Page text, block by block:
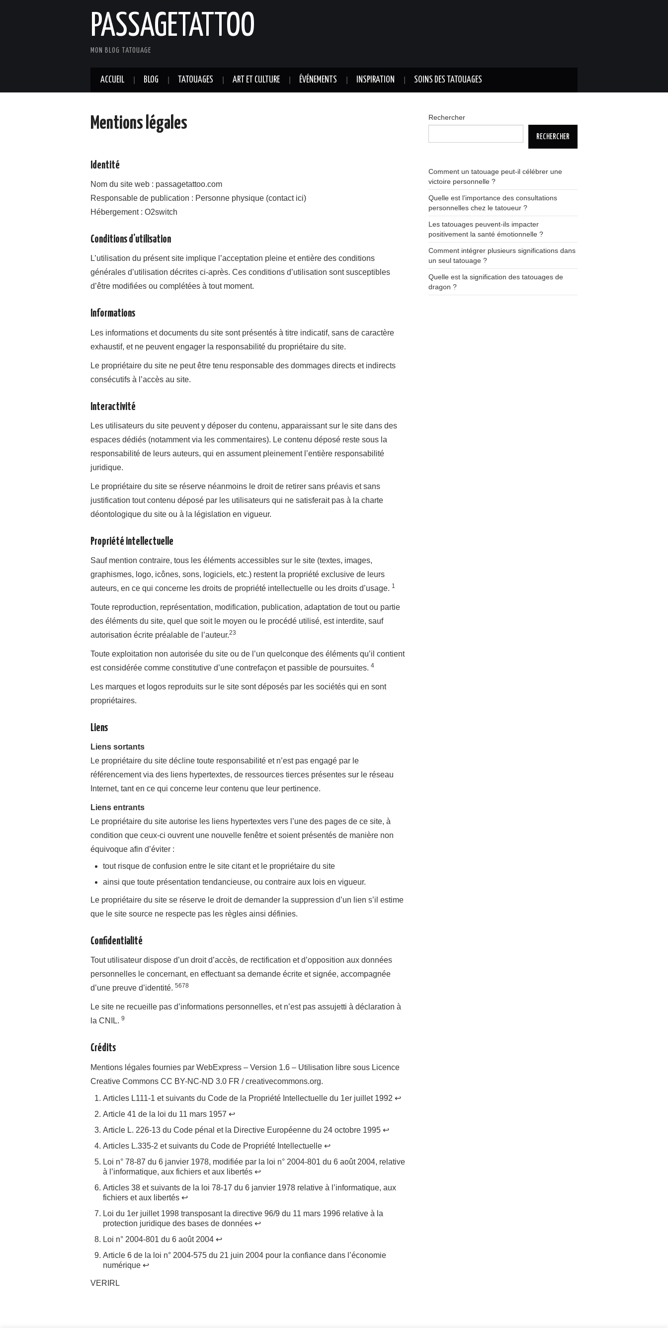
PASSAGETATTOO
MON BLOG TATOUAGE
ACCUEIL BLOG TATOUAGES ART ET CULTURE ÉVÉNEMENTS INSPIRATION SOINS DES TATOUAGES
Mentions légales
Identité
Nom du site web : passagetattoo.com
Responsable de publication : Personne physique (contact ici)
Hébergement : O2switch
Conditions d’utilisation
L’utilisation du présent site implique l’acceptation pleine et entière des conditions
générales d’utilisation décrites ci-après. Ces conditions d’utilisation sont susceptibles
d’être modifiées ou complétées à tout moment.
Informations
Les informations et documents du site sont présentés à titre indicatif, sans de caractère
exhaustif, et ne peuvent engager la responsabilité du propriétaire du site.
Le propriétaire du site ne peut être tenu responsable des dommages directs et indirects
consécutifs à l’accès au site.
Interactivité
Les utilisateurs du site peuvent y déposer du contenu, apparaissant sur le site dans des
espaces dédiés (notamment via les commentaires). Le contenu déposé reste sous la
responsabilité de leurs auteurs, qui en assument pleinement l’entière responsabilité
juridique.
Le propriétaire du site se réserve néanmoins le droit de retirer sans préavis et sans
justification tout contenu déposé par les utilisateurs qui ne satisferait pas à la charte
déontologique du site ou à la législation en vigueur.
Propriété intellectuelle
Sauf mention contraire, tous les éléments accessibles sur le site (textes, images,
graphismes, logo, icônes, sons, logiciels, etc.) restent la propriété exclusive de leurs
auteurs, en ce qui concerne les droits de propriété intellectuelle ou les droits d’usage. 1
Toute reproduction, représentation, modification, publication, adaptation de tout ou partie
des éléments du site, quel que soit le moyen ou le procédé utilisé, est interdite, sauf
autorisation écrite préalable de l’auteur.23
Toute exploitation non autorisée du site ou de l’un quelconque des éléments qu’il contient
est considérée comme constitutive d’une contrefaçon et passible de poursuites. 4
Les marques et logos reproduits sur le site sont déposés par les sociétés qui en sont
propriétaires.
Liens
Liens sortants
Le propriétaire du site décline toute responsabilité et n’est pas engagé par le
référencement via des liens hypertextes, de ressources tierces présentes sur le réseau
Internet, tant en ce qui concerne leur contenu que leur pertinence.
Liens entrants
Le propriétaire du site autorise les liens hypertextes vers l’une des pages de ce site, à
condition que ceux-ci ouvrent une nouvelle fenêtre et soient présentés de manière non
équivoque afin d’éviter :
tout risque de confusion entre le site citant et le propriétaire du site
ainsi que toute présentation tendancieuse, ou contraire aux lois en vigueur.
Le propriétaire du site se réserve le droit de demander la suppression d’un lien s’il estime
que le site source ne respecte pas les règles ainsi définies.
Confidentialité
Tout utilisateur dispose d’un droit d’accès, de rectification et d’opposition aux données
personnelles le concernant, en effectuant sa demande écrite et signée, accompagnée
d’une preuve d’identité. 5678
Le site ne recueille pas d’informations personnelles, et n’est pas assujetti à déclaration à
la CNIL. 9
Crédits
Mentions légales fournies par WebExpress – Version 1.6 – Utilisation libre sous Licence
Creative Commons CC BY-NC-ND 3.0 FR / creativecommons.org.
Articles L111-1 et suivants du Code de la Propriété Intellectuelle du 1er juillet 1992 ↩
Article 41 de la loi du 11 mars 1957 ↩
Article L. 226-13 du Code pénal et la Directive Européenne du 24 octobre 1995 ↩
Articles L.335-2 et suivants du Code de Propriété Intellectuelle ↩
Loi n° 78-87 du 6 janvier 1978, modifiée par la loi n° 2004-801 du 6 août 2004, relative
à l’informatique, aux fichiers et aux libertés ↩
Articles 38 et suivants de la loi 78-17 du 6 janvier 1978 relative à l’informatique, aux
fichiers et aux libertés ↩
Loi du 1er juillet 1998 transposant la directive 96/9 du 11 mars 1996 relative à la
protection juridique des bases de données ↩
Loi n° 2004-801 du 6 août 2004 ↩
Article 6 de la loi n° 2004-575 du 21 juin 2004 pour la confiance dans l’économie
numérique ↩
VERIRL
Rechercher
RECHERCHER
Comment un tatouage peut-il célébrer une
victoire personnelle ?
Quelle est l’importance des consultations
personnelles chez le tatoueur ?
Les tatouages peuvent-ils impacter
positivement la santé émotionnelle ?
Comment intégrer plusieurs significations dans
un seul tatouage ?
Quelle est la signification des tatouages de
dragon ?